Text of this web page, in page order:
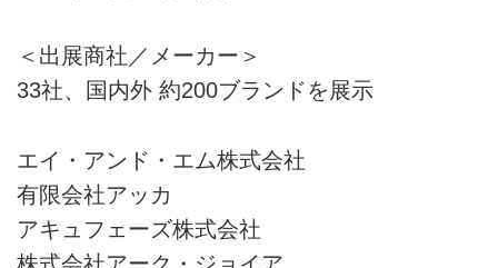
＜出展商社／メーカー＞
33社、国内外 約200ブランドを展示
エイ・アンド・エム株式会社
有限会社アッカ
アキュフェーズ株式会社